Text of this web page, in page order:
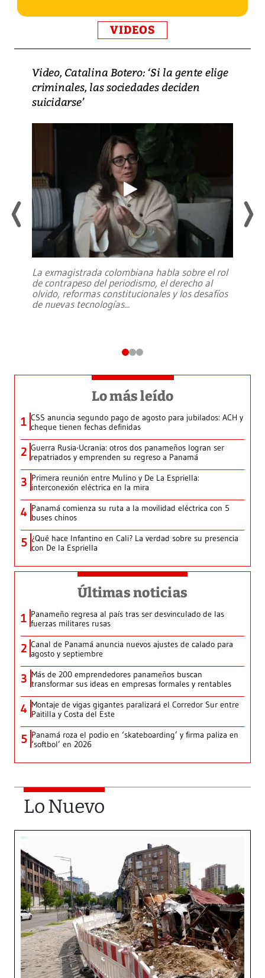
VIDEOS
Video, Catalina Botero: ‘Si la gente elige
criminales, las sociedades deciden
suicidarse’
La exmagistrada colombiana habla sobre el rol
de contrapeso del periodismo, el derecho al
olvido, reformas constitucionales y los desafíos
de nuevas tecnologías...
Lo más leído
1 CSS anuncia segundo pago de agosto para jubilados: ACH y
cheque tienen fechas definidas
2 Guerra Rusia-Ucrania: otros dos panameños logran ser
repatriados y emprenden su regreso a Panamá
3 Primera reunión entre Mulino y De La Espriella:
interconexión eléctrica en la mira
4 Panamá comienza su ruta a la movilidad eléctrica con 5
buses chinos
5 ¿Qué hace Infantino en Cali? La verdad sobre su presencia
con De la Espriella
Últimas noticias
1 Panameño regresa al país tras ser desvinculado de las
fuerzas militares rusas
2 Canal de Panamá anuncia nuevos ajustes de calado para
agosto y septiembre
3 Más de 200 emprendedores panameños buscan
transformar sus ideas en empresas formales y rentables
4 Montaje de vigas gigantes paralizará el Corredor Sur entre
Paitilla y Costa del Este
5 Panamá roza el podio en ‘skateboarding’ y firma paliza en
‘softbol’ en 2026
Lo Nuevo